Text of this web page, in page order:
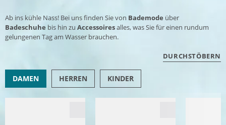
Ab ins kühle Nass! Bei uns finden Sie von Bademode über
Badeschuhe bis hin zu Accessoiresalles, was Sie für einen rundum
gelungenen Tag am Wasser brauchen.
DURCHSTÖBERN
DAMEN HERREN KINDER